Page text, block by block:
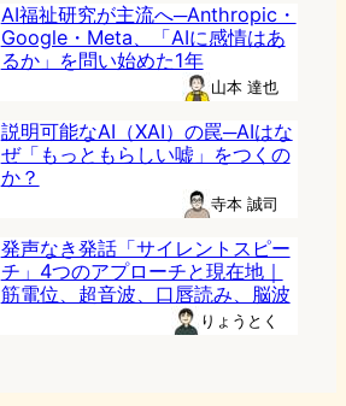
AI福祉研究が主流へ─Anthropic・
Google・Meta、「AIに感情はあ
るか」を問い始めた1年
山本 達也
説明可能なAI（XAI）の罠─AIはな
ぜ「もっともらしい嘘」をつくの
か？
寺本 誠司
発声なき発話「サイレントスピー
チ」4つのアプローチと現在地｜
筋電位、超音波、口唇読み、脳波
りょうとく